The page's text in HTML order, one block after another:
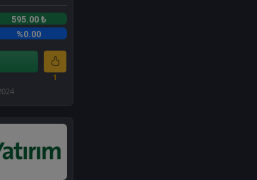
595.00 ₺
%0.00
1